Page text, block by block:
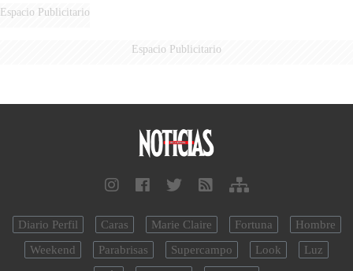
Espacio Publicitario
Espacio Publicitario
Diario Perfil Caras Marie Claire Fortuna
Hombre
Weekend
Parabrisas Supercampo Look
Luz